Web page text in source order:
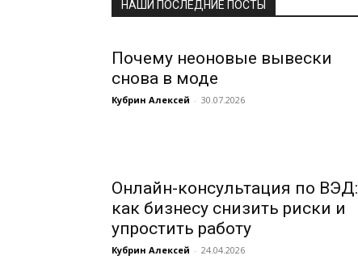
НАШИ ПОСЛЕДНИЕ ПОСТЫ
Почему неоновые вывески
снова в моде
Кубрин Алексей - 30.07.2026
Онлайн-консультация по ВЭД:
как бизнесу снизить риски и
упростить работу
Кубрин Алексей - 24.04.2026